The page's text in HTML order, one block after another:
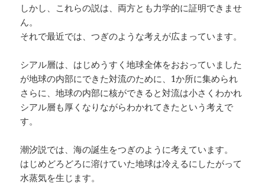
しかし、これらの説は、両方とも力学的に証明できませ
ん。
それで最近では、つぎのような考えが広まっています。
シアル層は、はじめうすく地球全体をおおっていました
が地球の内部にできた対流のために、1か所に集められ
さらに、地球の内部に核ができると対流は小さくわかれ
シアル層も厚くなりながらわかれてきたという考えで
す。
潮汐説では、海の誕生をつぎのように考えています。
はじめどろどろに溶けていた地球は冷えるにしたがって
水蒸気を生じます。